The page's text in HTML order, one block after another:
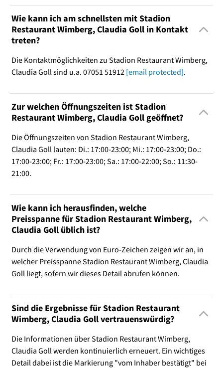
Wie kann ich am schnellsten mit Stadion
Restaurant Wimberg, Claudia Goll in Kontakt
treten?
Die Kontaktmöglichkeiten zu Stadion Restaurant Wimberg,
Claudia Goll sind u.a. 07051 51912 [email protected].
Zur welchen Öffnungszeiten ist Stadion
Restaurant Wimberg, Claudia Goll geöffnet?
Die Öffnungszeiten von Stadion Restaurant Wimberg,
Claudia Goll lauten: Di.: 17:00-23:00; Mi.: 17:00-23:00; Do.:
17:00-23:00; Fr.: 17:00-23:00; Sa.: 17:00-22:00; So.: 11:30-
21:00.
Wie kann ich herausfinden, welche
Preisspanne für Stadion Restaurant Wimberg,
Claudia Goll üblich ist?
Durch die Verwendung von Euro-Zeichen zeigen wir an, in
welcher Preisspanne Stadion Restaurant Wimberg, Claudia
Goll liegt, sofern wir dieses Detail abrufen können.
Sind die Ergebnisse für Stadion Restaurant
Wimberg, Claudia Goll vertrauenswürdig?
Die Informationen über Stadion Restaurant Wimberg,
Claudia Goll werden kontinuierlich erneuert. Ein wichtiges
Detail dabei ist die Markierung "vom Inhaber bestätigt" bei